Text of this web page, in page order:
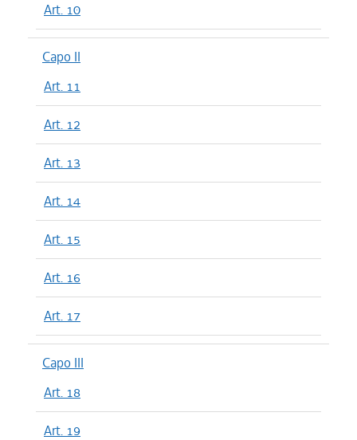
Art. 10
Capo II
Art. 11
Art. 12
Art. 13
Art. 14
Art. 15
Art. 16
Art. 17
Capo III
Art. 18
Art. 19